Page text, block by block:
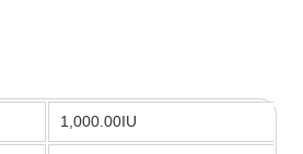
1,000.00IU